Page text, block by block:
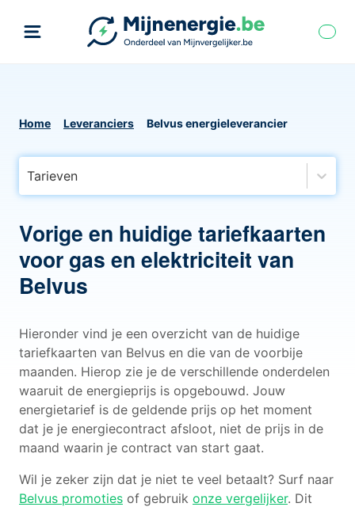
Home Leveranciers Belvus energieleverancier
Tarieven
Vorige en huidige tariefkaarten
voor gas en elektriciteit van
Belvus
Hieronder vind je een overzicht van de huidige
tariefkaarten van Belvus en die van de voorbije
maanden. Hierop zie je de verschillende onderdelen
waaruit de energieprijs is opgebouwd. Jouw
energietarief is de geldende prijs op het moment
dat je je energiecontract afsloot, niet de prijs in de
maand waarin je contract van start gaat.
Wil je zeker zijn dat je niet te veel betaalt? Surf naar
Belvus promoties of gebruik onze vergelijker. Dit